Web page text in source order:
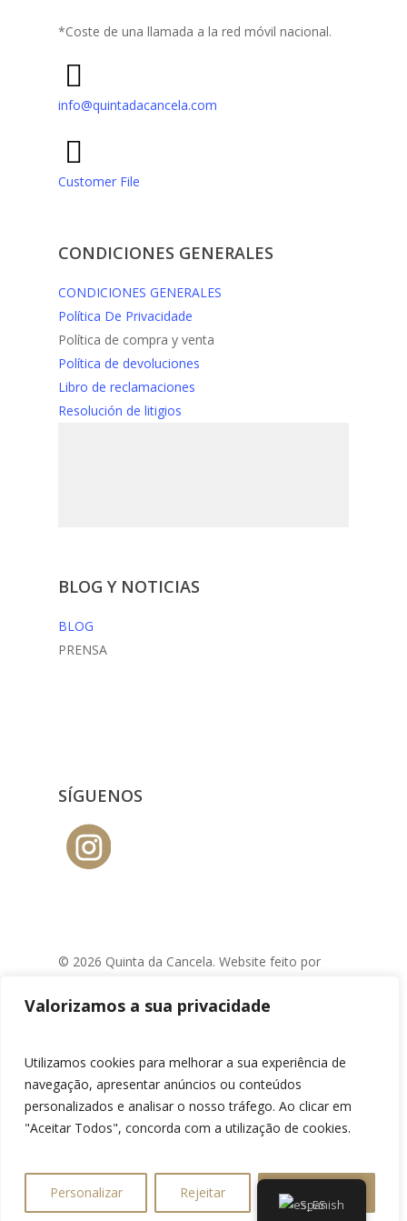
Valorizamos a sua privacidade
Utilizamos cookies para melhorar a sua experiência de
navegação, apresentar anúncios ou conteúdos
personalizados e analisar o nosso tráfego. Ao clicar em
"Aceitar Todos", concorda com a utilização de cookies.
Personalizar Rejeitar Aceite tudo
*Coste de una llamada a la red móvil nacional.
info@quintadacancela.com
Customer File
CONDICIONES GENERALES
CONDICIONES GENERALES
Política De Privacidade
Política de compra y venta
Política de devoluciones
Libro de reclamaciones
Resolución de litigios
BLOG Y NOTICIAS
BLOG
PRENSA
SÍGUENOS
© 2026 Quinta da Cancela. Website feito por
Spanish
Open chat
Powered by
Hello, I'm Arthur;